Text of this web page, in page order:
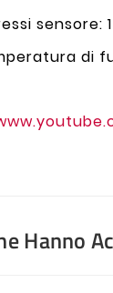
sensore: 1
di
Hanno